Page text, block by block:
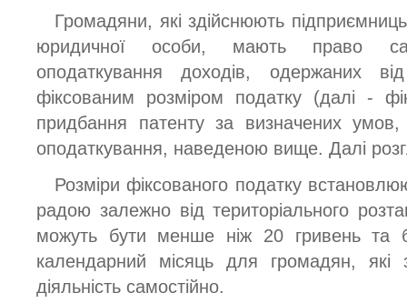
Громадяни, які здійснюють
юридичної особи, мають право
оподаткування доходів, одержаних
фіксованим розміром податку (далі -
придбання патенту за визначених
оподаткування, наведеною вище. Далі
Розміри фіксованого податку
радою залежно від територіального
можуть бути менше ніж 20 гривень та
календарний місяць для громадян, які
діяльність самостійно.